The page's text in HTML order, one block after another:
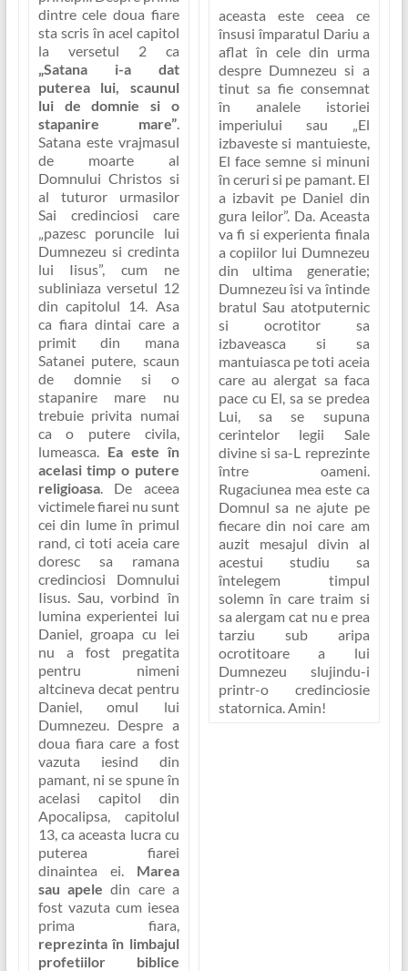
dintre cele doua fiare
sta scris în acel capitol
la versetul 2 ca
„Satana i-a dat
puterea lui, scaunul
lui de domnie si o
stapanire mare”.
Satana este vrajmasul
de moarte al
Domnului Christos si
al tuturor urmasilor
Sai credinciosi care
„pazesc poruncile lui
Dumnezeu si credinta
lui Iisus”, cum ne
subliniaza versetul 12
din capitolul 14. Asa
ca fiara dintai care a
primit din mana
Satanei putere, scaun
de domnie si o
stapanire mare nu
trebuie privita numai
ca o putere civila,
lumeasca. Ea este în
acelasi timp o putere
religioasa. De aceea
victimele fiarei nu sunt
cei din lume în primul
rand, ci toti aceia care
doresc sa ramana
credinciosi Domnului
Iisus. Sau, vorbind în
lumina experientei lui
Daniel, groapa cu lei
nu a fost pregatita
pentru nimeni
altcineva decat pentru
Daniel, omul lui
Dumnezeu. Despre a
doua fiara care a fost
vazuta iesind din
pamant, ni se spune în
acelasi capitol din
Apocalipsa, capitolul
13, ca aceasta lucra cu
puterea fiarei
dinaintea ei. Marea
sau apele din care a
fost vazuta cum iesea
prima fiara,
reprezinta în limbajul
profetiilor biblice
aceasta este ceea ce
însusi împaratul Dariu a
aflat în cele din urma
despre Dumnezeu si a
tinut sa fie consemnat
în analele istoriei
imperiului sau „El
izbaveste si mantuieste,
El face semne si minuni
în ceruri si pe pamant. El
a izbavit pe Daniel din
gura leilor”. Da. Aceasta
va fi si experienta finala
a copiilor lui Dumnezeu
din ultima generatie;
Dumnezeu îsi va întinde
bratul Sau atotputernic
si ocrotitor sa
izbaveasca si sa
mantuiasca pe toti aceia
care au alergat sa faca
pace cu El, sa se predea
Lui, sa se supuna
cerintelor legii Sale
divine si sa-L reprezinte
între oameni.
Rugaciunea mea este ca
Domnul sa ne ajute pe
fiecare din noi care am
auzit mesajul divin al
acestui studiu sa
întelegem timpul
solemn în care traim si
sa alergam cat nu e prea
tarziu sub aripa
ocrotitoare a lui
Dumnezeu slujindu-i
printr-o credinciosie
statornica. Amin!